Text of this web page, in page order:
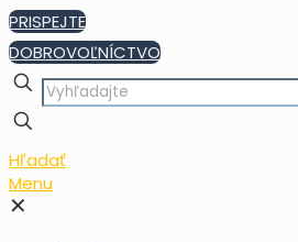
PRISPEJTE
DOBROVOĽNÍCTVO
Hľadať
Menu
✕